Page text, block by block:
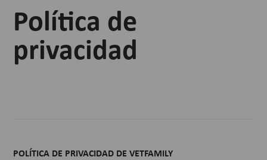
Política de
privacidad
POLÍTICA DE PRIVACIDAD DE VETFAMILY